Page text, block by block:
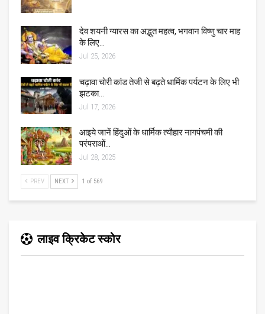
देव शयनी ग्यारस का अद्भुत महत्व, भगवान विष्णु चार माह
के लिए…
Jul 25, 2026
चढ़ावा चोरी कांड तेजी से बढ़ते धार्मिक पर्यटन के लिए भी
झटका…
Jul 17, 2026
आइये जानें हिंदुओं के धार्मिक त्यौहार नागपंचमी की
परंपराओं…
Jul 28, 2025
PREV NEXT 1 of 569
लाइव क्रिकेट स्कोर